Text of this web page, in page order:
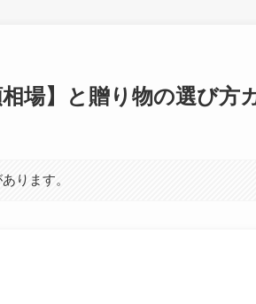
場】と贈り物の選び方
ります。